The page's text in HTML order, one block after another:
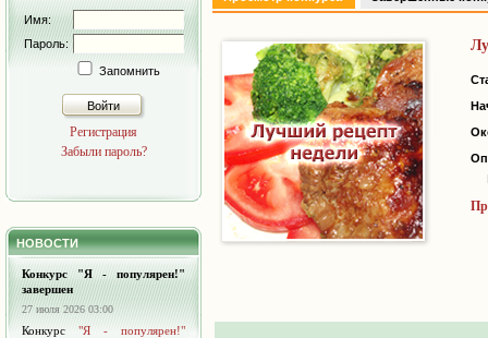
Имя:
Пароль:
Запомнить
Войти
Регистрация
Забыли пароль?
НОВОСТИ
Конкурс "Я - популярен!"
завершен
27 июля 2026 03:00
Конкурс "Я - популярен!"